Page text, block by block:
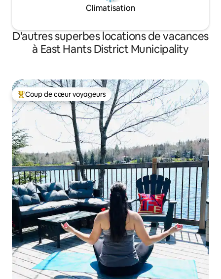
Climatisation
D'autres superbes locations de vacances
à East Hants District Municipality
Coup de cœur voyageurs parmi les plus aimés
Coup de cœur voyageurs